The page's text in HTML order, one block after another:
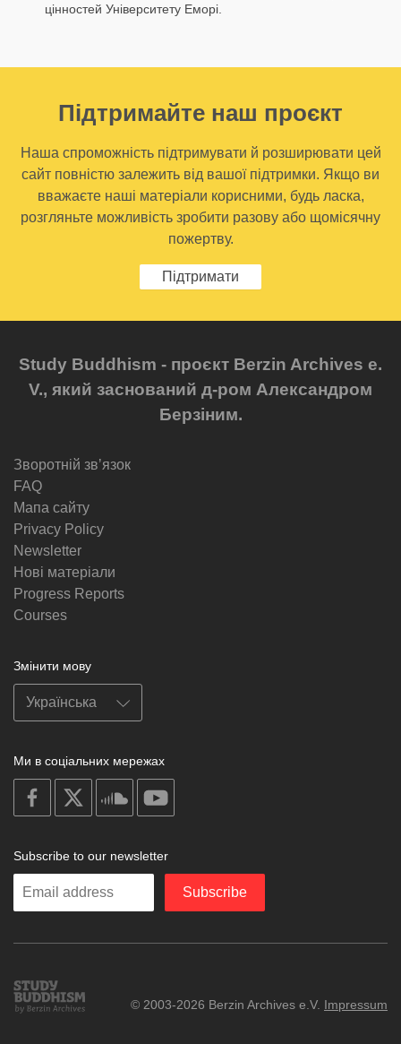
цінностей Університету Еморі.
Підтримайте наш проєкт
Наша спроможність підтримувати й розширювати цей
сайт повністю залежить від вашої підтримки. Якщо ви
вважаєте наші матеріали корисними, будь ласка,
розгляньте можливість зробити разову або щомісячну
пожертву.
Підтримати
Study Buddhism - проєкт Berzin Archives e.
V., який заснований д-ром Александром
Берзіним.
Зворотній звʼязок
FAQ
Мапа сайту
Privacy Policy
Newsletter
Нові матеріали
Progress Reports
Courses
Змінити мову
Ми в соціальних мережах
on
facebook
soundcloud
Subscribe to our newsletter
Enter
Subscribe
Study
Buddhism
© 2003-2026 Berzin Archives e.V. Impressum